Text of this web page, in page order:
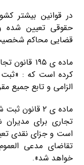
در قوانین بیشتر
حقوقی تعیین شده و
قضایی محاکم
ماده ی
کرده است که :
الزامی و تابع جمیع
تجاری برای
است و جزای نقدی
تقاضای مدعی
خواهد شد».